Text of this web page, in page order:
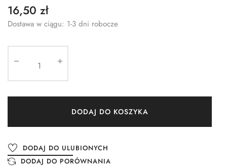
16,50 zł
Dostawa w ciągu: 1-3 dni robocze
DODAJ DO KOSZYKA
DODAJ DO ULUBIONYCH
DODAJ DO PORÓWNANIA